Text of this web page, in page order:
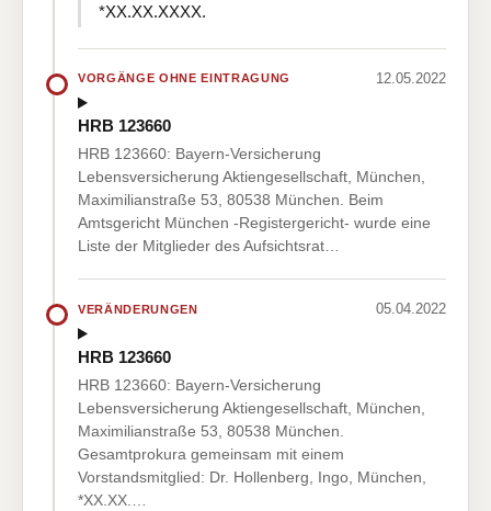
*XX.XX.XXXX.
VORGÄNGE OHNE EINTRAGUNG 12.05.2022
HRB 123660
HRB 123660: Bayern-Versicherung
Lebensversicherung Aktiengesellschaft, München,
Maximilianstraße 53, 80538 München. Beim
Amtsgericht München -Registergericht- wurde eine
Liste der Mitglieder des Aufsichtsrat…
VERÄNDERUNGEN 05.04.2022
HRB 123660
HRB 123660: Bayern-Versicherung
Lebensversicherung Aktiengesellschaft, München,
Maximilianstraße 53, 80538 München.
Gesamtprokura gemeinsam mit einem
Vorstandsmitglied: Dr. Hollenberg, Ingo, München,
*XX.XX.…